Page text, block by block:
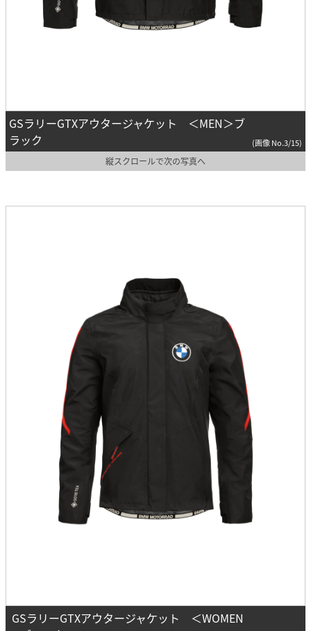
GSラリーGTXアウタージャケット ＜MEN＞ブ
ラック
(画像 No.3/15)
縦スクロールで次の写真へ
GSラリーGTXアウタージャケット ＜WOMEN